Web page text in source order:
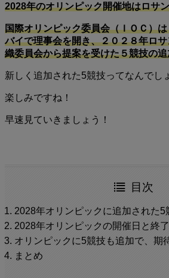
2028年のオリンピック開催地はロサ
国際オリンピック委員会（ＩＯＣ）
バイで理事会を開き、２０２８年ロ
織委員会から提案を受けた５競技の
新しく追加された5競技ってなんでし
楽しみですね！
早速見ていきましょう！
目次
2028年オリンピックに追加された5
2028年オリンピックの開催日と終
オリンピックに5競技も追加で、期
まとめ